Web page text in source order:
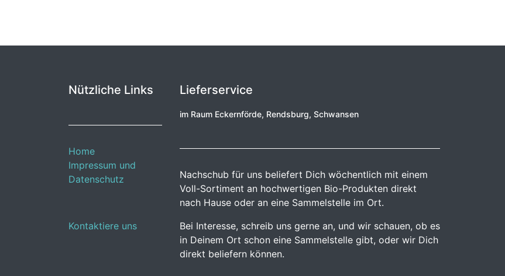
Nützliche Links
Home
Impressum und
Datenschutz
Kontaktiere uns
Lieferservice
im Raum Eckernförde, Rendsburg, Schwansen
Nachschub für uns beliefert Dich wöchentlich mit einem
Voll-Sortiment an hochwertigen Bio-Produkten direkt
nach Hause oder an eine Sammelstelle im Ort.
Bei Interesse, schreib uns gerne an, und wir schauen, ob es
in Deinem Ort schon eine Sammelstelle gibt, oder wir Dich
direkt beliefern können.